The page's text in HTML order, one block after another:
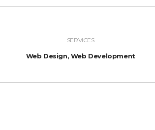
SERVICES
Web Design, Web Development